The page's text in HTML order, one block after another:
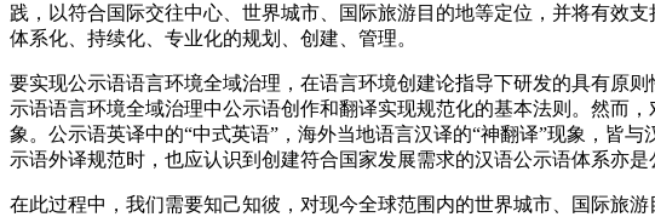
践，以符合国际交往中心、世界城市、国际旅游目的地等定位，并将有效
体系化、持续化、专业化的规划、创建、管理。
要实现公示语语言环境全域治理，在语言环境创建论指导下研发的具有原
示语语言环境全域治理中公示语创作和翻译实现规范化的基本法则。然而
象。公示语英译中的“中式英语”，海外当地语言汉译的“神翻译”现象，皆
示语外译规范时，也应认识到创建符合国家发展需求的汉语公示语体系亦是
在此过程中，我们需要知己知彼，对现今全球范围内的世界城市、国际旅